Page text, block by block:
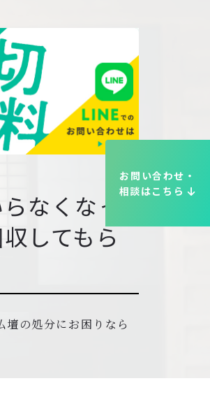
らなくなっ
してもら
壇の処分にお困りなら
お問い合わせ・
相談はこちら